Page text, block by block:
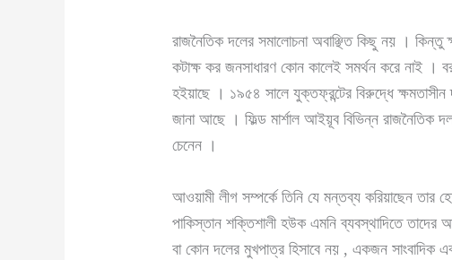
রাজনৈতিক দলের সমালোচনা অবাঞ্ছিত কিছু নয় । কিন্তু
কটাক্ষ কর জনসাধারণ কোন কালেই সমর্থন করে নাই ।
হইয়াছে । ১৯৫৪ সালে যুক্তফ্রন্টের বিরুদ্ধে ক্ষমতাসীন
জানা আছে । ফিল্ড মার্শাল আইয়ূব বিভিন্ন রাজনৈতিক
চেনেন ।
আওয়ামী লীগ সম্পর্কে তিনি যে মন্তব্য করিয়াছেন তার
পাকিস্তান শক্তিশালী হউক এমনি ব্যবস্থাদিতে
বা কোন দলের মুখপাত্র হিসাবে নয় , একজন সাংবাদিক